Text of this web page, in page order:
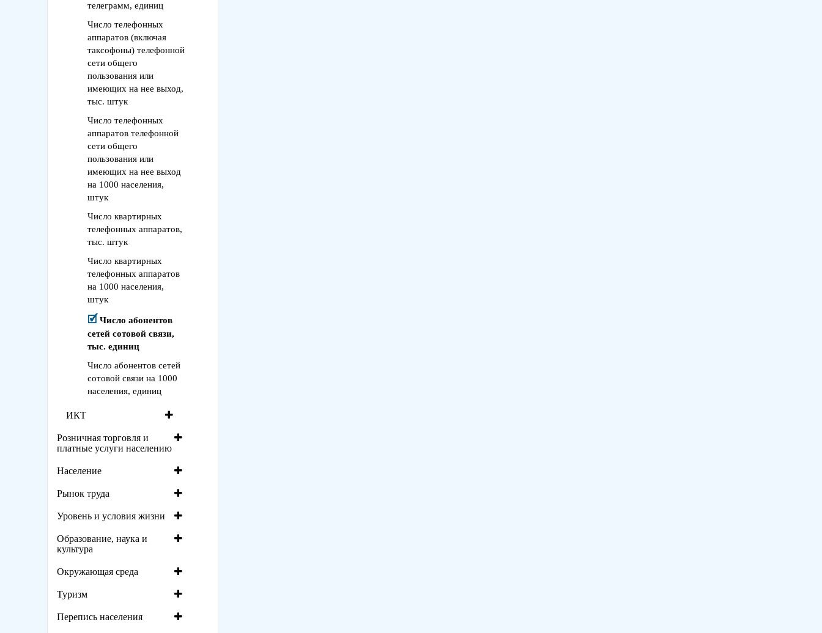
телеграмм, единиц
Число телефонных
аппаратов (включая
таксофоны) телефонной
сети общего
пользования или
имеющих на нее выход,
тыс. штук
Число телефонных
аппаратов телефонной
сети общего
пользования или
имеющих на нее выход
на 1000 населения,
штук
Число квартирных
телефонных аппаратов,
тыс. штук
Число квартирных
телефонных аппаратов
на 1000 населения,
штук
Число абонентов
сетей сотовой связи,
тыс. единиц
Число абонентов сетей
сотовой связи на 1000
населения, единиц
ИКТ
Розничная торговля и
платные услуги населению
Население
Рынок труда
Уровень и условия жизни
Образование, наука и
культура
Окружающая среда
Туризм
Перепись населения